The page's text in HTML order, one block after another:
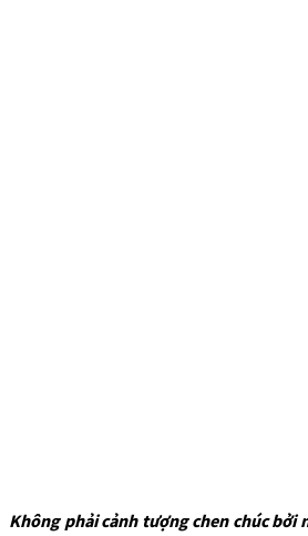
Không phải cảnh tượng chen chúc bởi